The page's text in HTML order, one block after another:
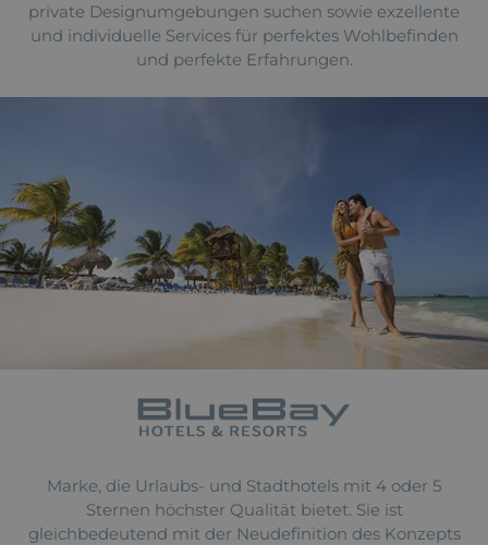
private Designumgebungen suchen sowie exzellente
und individuelle Services für perfektes Wohlbefinden
und perfekte Erfahrungen.
Marke, die Urlaubs- und Stadthotels mit 4 oder 5
Sternen höchster Qualität bietet. Sie ist
gleichbedeutend mit der Neudefinition des Konzepts